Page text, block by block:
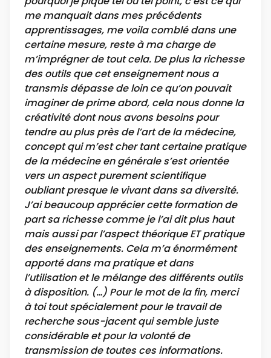
me manquait dans mes précédents
apprentissages, me voila comblé dans une
certaine mesure, reste à ma charge de
m’imprégner de tout cela. De plus la richesse
des outils que cet enseignement nous a
transmis dépasse de loin ce qu’on pouvait
imaginer de prime abord, cela nous donne la
créativité dont nous avons besoins pour
tendre au plus près de l’art de la médecine,
concept qui m’est cher tant certaine pratique
de la médecine en générale s’est orientée
vers un aspect purement scientifique
oubliant presque le vivant dans sa diversité.
J’ai beaucoup apprécier cette formation de
part sa richesse comme je l’ai dit plus haut
mais aussi par l’aspect théorique ET pratique
des enseignements. Cela m’a énormément
apporté dans ma pratique et dans
l’utilisation et le mélange des différents outils
à disposition. (…) Pour le mot de la fin, merci
à toi tout spécialement pour le travail de
recherche sous-jacent qui semble juste
considérable et pour la volonté de
transmission de toutes ces informations.